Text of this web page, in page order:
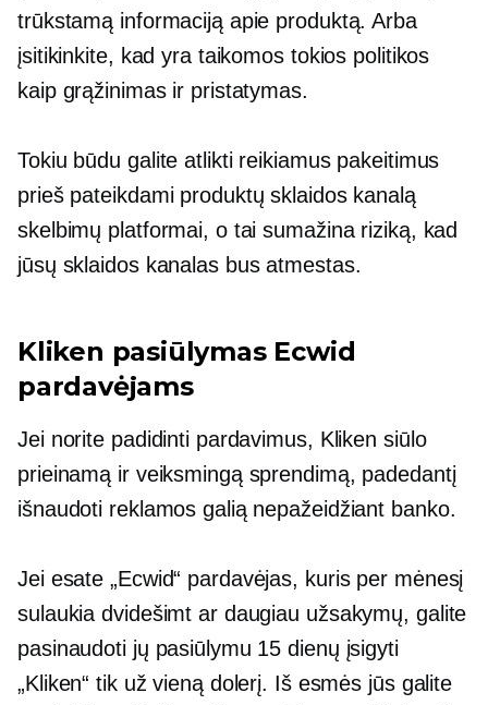
trūkstamą informaciją apie produktą. Arba
įsitikinkite, kad yra taikomos tokios politikos
kaip grąžinimas ir pristatymas.
Tokiu būdu galite atlikti reikiamus pakeitimus
prieš pateikdami produktų sklaidos kanalą
skelbimų platformai, o tai sumažina riziką, kad
jūsų sklaidos kanalas bus atmestas.
Kliken pasiūlymas Ecwid
pardavėjams
Jei norite padidinti pardavimus, Kliken siūlo
prieinamą ir veiksmingą sprendimą, padedantį
išnaudoti reklamos galią nepažeidžiant banko.
Jei esate „Ecwid“ pardavėjas, kuris per mėnesį
sulaukia dvidešimt ar daugiau užsakymų, galite
pasinaudoti jų pasiūlymu 15 dienų įsigyti
„Kliken“ tik už vieną dolerį. Iš esmės jūs galite